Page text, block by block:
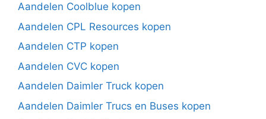
Aandelen Coolblue kopen
Aandelen CPL Resources kopen
Aandelen CTP kopen
Aandelen CVC kopen
Aandelen Daimler Truck kopen
Aandelen Daimler Trucs en Buses kopen